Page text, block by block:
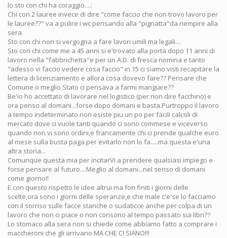
Io sto con chi ha coraggio....:
Chi con 2 lauree invece di dire "come faccio che non trovo lavoro per
le lauree??" va a pulire i wc pensando alla "pignatta"da riempire alla
sera.
Sto con chi non si vergogna a fare lavori umili ma legali....
Sto con chi come me a 45 anni si e'trovato alla porta dopo 11 anni di
lavoro nella "fabbrichetta"e per un A.D. di fresca nomina e tanto
"adesso vi faccio vedere cosa faccio" in 15 ci siamo visti recapitare la
lettera di licenziamento e allora cosa dovevo fare?? Pensare che
Comune o meglio Stato ci pensava a farmi mangiare??
Be'io ho accettato di lavorare nel logistico (per non dire facchino) e
ora penso al domani...forse dopo domani e basta.Purtroppo il lavoro
a tempo indeterminato non esiste piu un po per facili calcoli di
mercato dove ci vuole tanti quando ci sono commese e viceverso
quando non vi sono ordini,e francamente chi ci prende qualche euro
al mese sulla busta paga per evitarlo non lo fa.....ma questa e'una
altra storia...
Comunque questa mia per incitarVi a prendere qualsiasi impiego e
forse pensare al futuro....Meglio al domani...nel senso di domani
come giorno!!
E con questo rispetto le idee altrui ma fon finiti i giorni delle
scelte,ora sono i giorni delle speranze,e che male c'e'se lo facciamo
con il sorriso sulle facce stanche o sudaticce anche per colpa di un
lavoro che non ci piace o non consono al tempo passato sui libri??
Lo stomaco alla sera non si chiede come abbiamo fatto a comprare i
maccheroni che gli arrivano MA CHE CI SIANO!!!